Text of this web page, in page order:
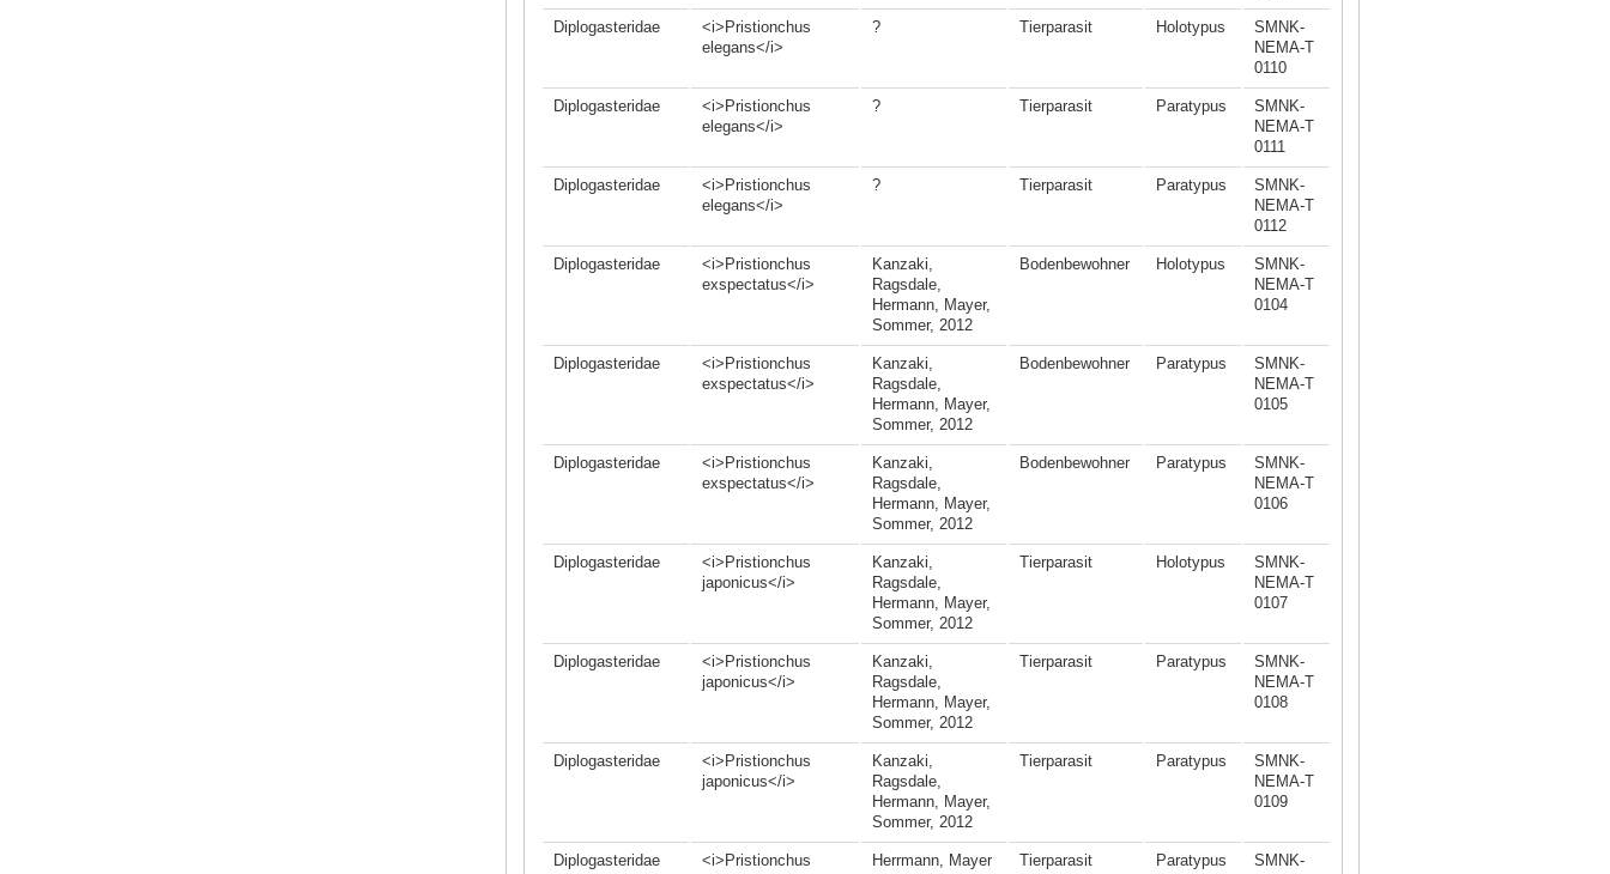
Diplogasteridae
<i>Pristionchus
elegans</i>
? Tierparasit Holotypus
SMNK-
NEMA-T
0110
Diplogasteridae
<i>Pristionchus
elegans</i>
? Tierparasit Paratypus
SMNK-
NEMA-T
0111
Diplogasteridae
<i>Pristionchus
elegans</i>
? Tierparasit Paratypus
SMNK-
NEMA-T
0112
Diplogasteridae
<i>Pristionchus
exspectatus</i>
Kanzaki,
Ragsdale,
Hermann, Mayer,
Sommer, 2012
Bodenbewohner Holotypus
SMNK-
NEMA-T
0104
Diplogasteridae
<i>Pristionchus
exspectatus</i>
Kanzaki,
Ragsdale,
Hermann, Mayer,
Sommer, 2012
Bodenbewohner Paratypus
SMNK-
NEMA-T
0105
Diplogasteridae
<i>Pristionchus
exspectatus</i>
Kanzaki,
Ragsdale,
Hermann, Mayer,
Sommer, 2012
Bodenbewohner Paratypus
SMNK-
NEMA-T
0106
Diplogasteridae
<i>Pristionchus
japonicus</i>
Kanzaki,
Ragsdale,
Hermann, Mayer,
Sommer, 2012
Tierparasit Holotypus
SMNK-
NEMA-T
0107
Diplogasteridae
<i>Pristionchus
japonicus</i>
Kanzaki,
Ragsdale,
Hermann, Mayer,
Sommer, 2012
Tierparasit Paratypus
SMNK-
NEMA-T
0108
Diplogasteridae
<i>Pristionchus
japonicus</i>
Kanzaki,
Ragsdale,
Hermann, Mayer,
Sommer, 2012
Tierparasit Paratypus
SMNK-
NEMA-T
0109
Diplogasteridae
<i>Pristionchus
Herrmann, Mayer
Tierparasit Paratypus
SMNK-